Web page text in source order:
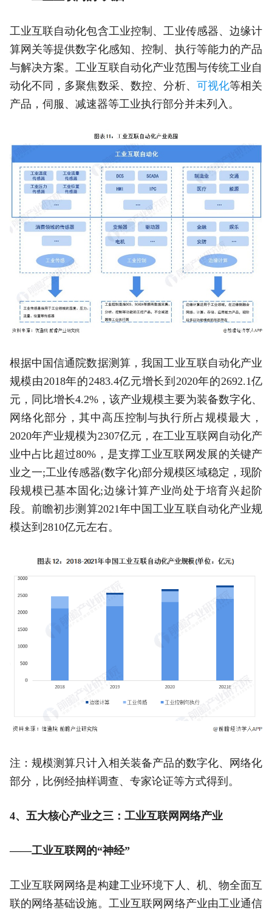
工业互联自动化包含工业控制、工业传感器、边缘计
算网关等提供数字化感知、控制、执行等能力的产品
与解决方案。工业互联自动化产业范围与传统工业自
动化不同，多聚焦数采、数控、分析、 可视化等相关
产品，伺服、减速器等工业执行部分并未列入。
根据中国信通院数据测算，我国工业互联自动化产业
规模由2018年的2483.4亿元增长到2020年的2692.1亿
元，同比增长4.2%，该产业规模主要为装备数字化、
网络化部分，其中高压控制与执行所占规模最大，
2020年产业规模为2307亿元，在工业互联网自动化产
业中占比超过80%，是支撑工业互联网发展的关键产
业之一;工业传感器(数字化)部分规模区域稳定，现阶
段规模已基本固化;边缘计算产业尚处于培育兴起阶
段。前瞻初步测算2021年中国工业互联自动化产业规
模达到2810亿元左右。
注：规模测算只计入相关装备产品的数字化、网络化
部分，比例经抽样调查、专家论证等方式得到。
4、五大核心产业之三：工业互联网网络产业
——工业互联网的“神经”
工业互联网网络是构建工业环境下人、机、物全面互
联的网络基础设施。工业互联网网络产业由工业通信